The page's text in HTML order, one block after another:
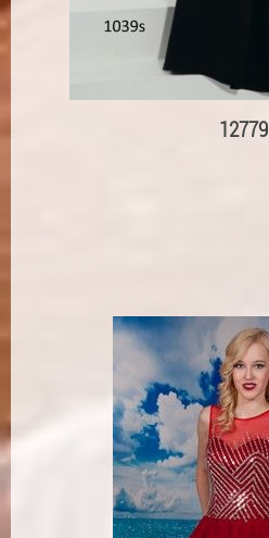
12779